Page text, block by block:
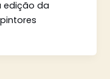
edição da